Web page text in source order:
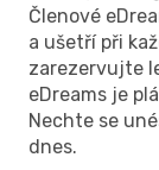
Členové
a ušetří při
zarezervujte
eDreams je
Nechte se
dnes.